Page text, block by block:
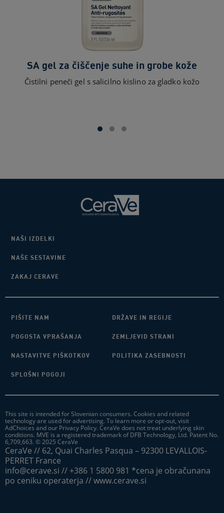
SA gel za čiščenje suhe in grobe kože
Čistilni peneči gel s salicilno kislino za gladko kožo
NAŠI IZDELKI
NAŠE SESTAVINE
ZAKAJ CERAVE
PIŠITE NAM DRŽAVE IN REGIJE
POGOSTA VPRAŠANJA ZEMLJEVID STRANI
NASTAVITVE PIŠKOTKOV POLITIKA ZASEBNOSTI
SPLOŠNI POGOJI
This site is intended for Slovenian consumers. Cookies and related
technology are used for advertising. To learn more or opt-out, visit
AdChoices and our Privacy Policy. CeraVe does not treat underlying skin
conditions. MVE is a registered trademark of DFB Technology, Ltd. Patent No.
6,709,663. © 2025 CeraVe
CeraVe // 62, Quai Charles Pasqua – 92300 LEVALLOIS-
PERRET France
info@cerave.si // +386 1 5800 981 *cena je obračunana
po ceniku operaterja // www.cerave.si